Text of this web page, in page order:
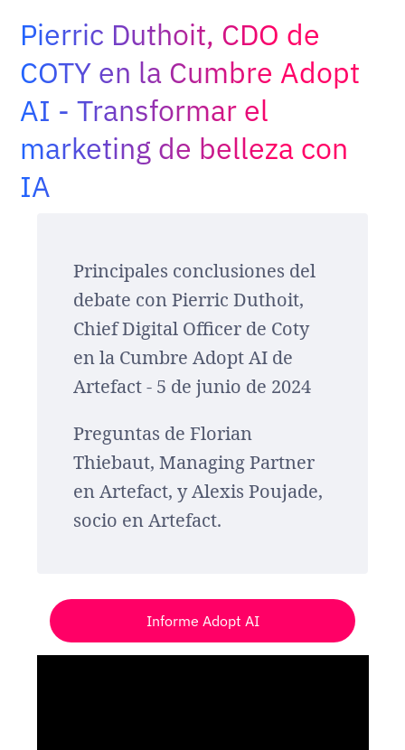
Buscar:
ES
Pierric Duthoit, CDO de
COTY en la Cumbre Adopt
AI - Transformar el
marketing de belleza con
IA
Principales conclusiones del
debate con Pierric Duthoit,
Chief Digital Officer de Coty
en la Cumbre Adopt AI de
Artefact - 5 de junio de 2024
Preguntas de Florian
Thiebaut, Managing Partner
en Artefact, y Alexis Poujade,
socio en Artefact.
Informe Adopt AI